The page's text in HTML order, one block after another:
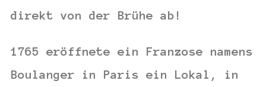
direkt von der Brühe ab!
1765 eröffnete ein Franzose namens
Boulanger in Paris ein Lokal, in